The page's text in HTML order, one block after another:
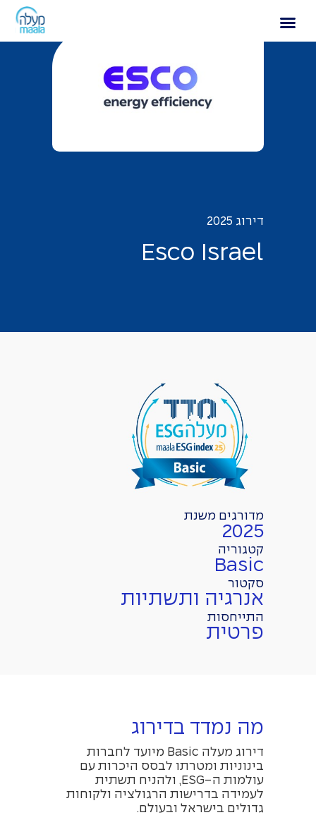
Esco Israel
דירוג 2025
srael
Esco
מדורגים משנת
2025
קטגוריה
Basic
סקטור
אנרגיה ותשתיות
התייחסות
פרטית
מה נמדד בדירוג
דירוג מעלה Basic מיועד לחברות
בינוניות ומטרתו לבסס היכרות עם
עולמות ה-ESG, ולהניח תשתית
לעמידה בדרישות הרגולציה ולקוחות
גדולים בישראל ובעולם.